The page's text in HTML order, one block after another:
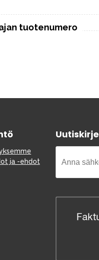
tuotenumero
ja -ehdot
Uutiskirje